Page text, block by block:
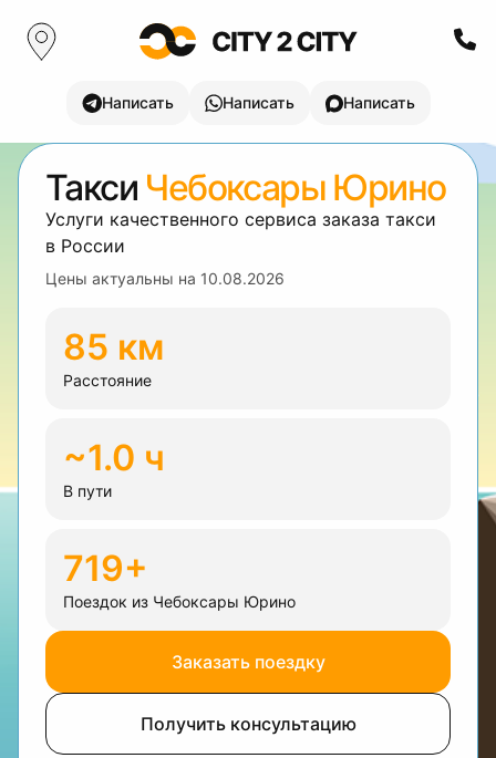
Написать Написать Написать
Такси Чебоксары Юрино
Услуги качественного сервиса заказа такси
в России
Цены актуальны на 10.08.2026
85 км
Расстояние
~1.0 ч
В пути
719+
Поездок из Чебоксары Юрино
Заказать поездку
Получить консультацию